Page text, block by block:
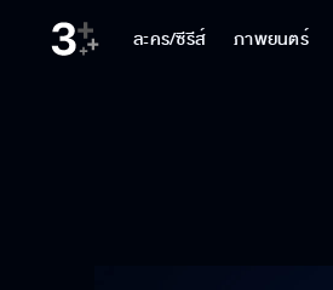
ละคร/ซีรีส์ ภาพยนตร์